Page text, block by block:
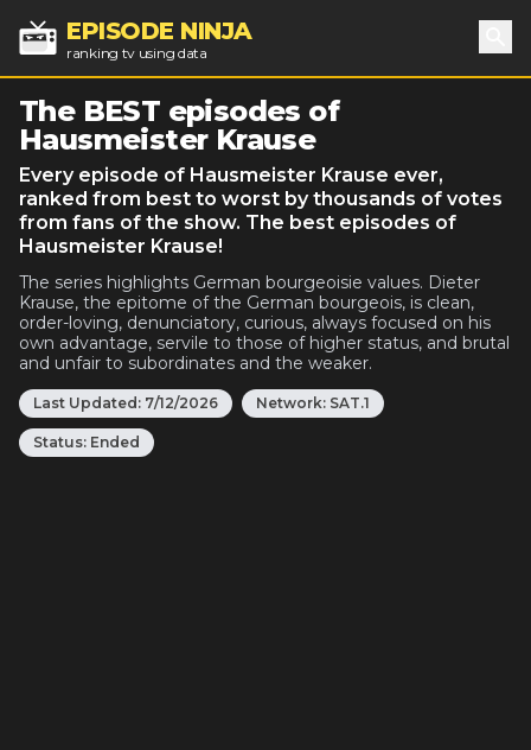
EPISODE NINJA
ranking tv using data
The BEST episodes of
Hausmeister Krause
Every episode of Hausmeister Krause ever,
ranked from best to worst by thousands of votes
from fans of the show. The best episodes of
Hausmeister Krause!
The series highlights German bourgeoisie values. Dieter
Krause, the epitome of the German bourgeois, is clean,
order-loving, denunciatory, curious, always focused on his
own advantage, servile to those of higher status, and brutal
and unfair to subordinates and the weaker.
Last Updated: 7/12/2026 Network: SAT.1
Status: Ended